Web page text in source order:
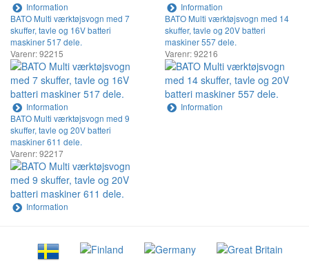
Information
Information
BATO Multi værktøjsvogn med 7
skuffer, tavle og 16V batteri
maskiner 517 dele.
Varenr: 92215
Information
BATO Multi værktøjsvogn med 14
skuffer, tavle og 20V batteri
maskiner 557 dele.
Varenr: 92216
Information
BATO Multi værktøjsvogn med 9
skuffer, tavle og 20V batteri
maskiner 611 dele.
Varenr: 92217
Information